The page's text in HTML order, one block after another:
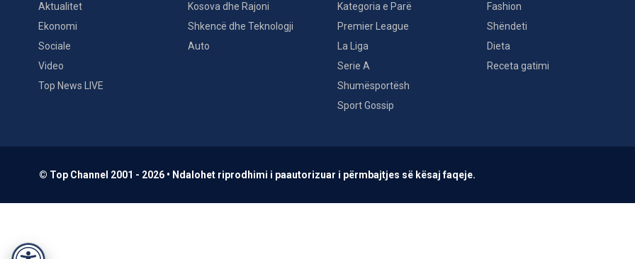
Aktualitet
Ekonomi
Sociale
Video
Top News LIVE
Kosova dhe Rajoni
Shkencë dhe Teknologji
Auto
Kategoria e Parë
Premier League
La Liga
Serie A
Shumësportësh
Sport Gossip
Fashion
Shëndeti
Dieta
Receta gatimi
© Top Channel 2001 - 2026 • Ndalohet riprodhimi i paautorizuar i përmbajtjes së kësaj faqeje.